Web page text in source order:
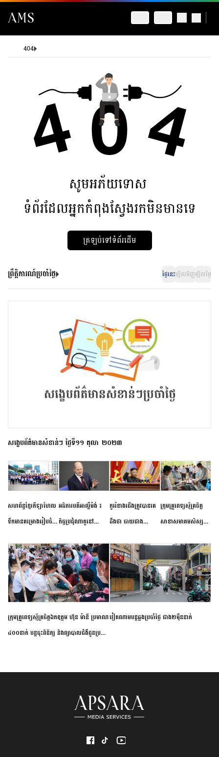
404
សូមអភ័យទោស
ទំព័រដែលអ្នកកំពុងស្វែងរកមិនមានទេ
ត្រឡប់ទៅទំព័រដើម
ព្រឹត្តិការណ៍ប្រចាំថ្ងៃ ថ្ងៃនេះម្សិលមិញម្សិលម្ងៃ
សង្ខេបព័ត៌មានសំខាន់ៗ ថ្ងៃទី១១ តុលា ២០២៣
សហព័ន្ធខ្មែរកីឡាហែល
ទឹកមានគម្រោងរៀបចំ
កម្រិតបឋម ដល់ឧត្តម
សិក្សានាពេលខាងមុខ
អធិការបតីអាល្លឺម៉ង់ ៖
កិច្ចប្រជុំណាតូនៅ
ខាងមុខនឹងបញ្ជូនសញ្ញា
នៃភាពស្អិតរមួត និង
ការប្តេជ្ញាចិត្ត
កូរ៉េខាងជើងត្រូវបានគេ
ដឹងថា ចាយជាង
អភិវឌ្ឍន៍នុយក្លេអ៊ែរ
ក្រុមគ្រូពេទ្យស្ម័គ្រចិត្ត
សាខាសមាគមសិស្ស
ខេត្តកំពង់ចាម ចុះពិនិត្យ
ពិគ្រោះជំងឺទូទៅ និងផ្តល់
ថ្នាំពេទ្យជូនប្រជាពលរដ្ឋ
រស់នៅសង្កាត់បឹងកុក
ក្រុមគ្រូពេទ្យស្ម័គ្រចិត្តឯកឧត្តម ហ៊ុន ម៉ានី ប្រមាណ
៤០០នាក់ បន្តចុះពិនិត្យ និងព្យាបាលជំងឺជូនប្រជា
វៀតណាម​បន្ត​ឆ្លង​ប្រចាំថ្ងៃ​ ​ជាង​២​ម៉ឺន​នាក់​